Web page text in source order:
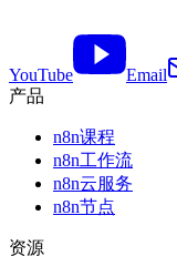
YouTube
Email
产品
n8n课程
n8n工作流
n8n云服务
n8n节点
资源